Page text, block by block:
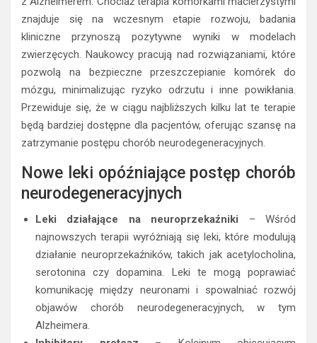
znajduje się na wczesnym etapie rozwoju, badania
kliniczne przynoszą pozytywne wyniki w modelach
zwierzęcych. Naukowcy pracują nad rozwiązaniami, które
pozwolą na bezpieczne przeszczepianie komórek do
mózgu, minimalizując ryzyko odrzutu i inne powikłania.
Przewiduje się, że w ciągu najbliższych kilku lat te terapie
będą bardziej dostępne dla pacjentów, oferując szansę na
zatrzymanie postępu chorób neurodegeneracyjnych.
Nowe leki opóźniające postęp chorób
neurodegeneracyjnych
Leki działające na neuroprzekaźniki – Wśród
najnowszych terapii wyróżniają się leki, które modulują
działanie neuroprzekaźników, takich jak acetylocholina,
serotonina czy dopamina. Leki te mogą poprawiać
komunikację między neuronami i spowalniać rozwój
objawów chorób neurodegeneracyjnych, w tym
Alzheimera.